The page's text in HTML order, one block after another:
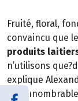
Fruité, floral,
convaincu que
produits
n’utilisons
explique
ses